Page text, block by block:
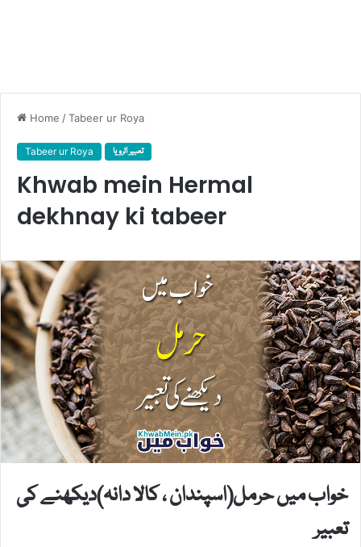
Home /Tabeer ur Roya
Tabeer ur Roya تعبیر الرویا
Khwab mein Hermal
dekhnay ki tabeer
خواب میں حرمل(اسپندان ، کالا دانہ)دیکھنے کی
تعبیر